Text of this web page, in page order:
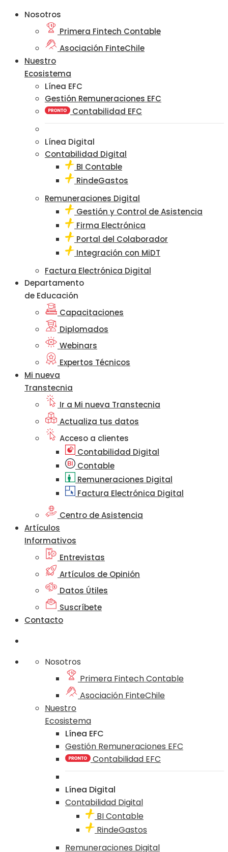
Nosotros
Primera Fintech Contable
Asociación FinteChile
Nuestro
Ecosistema
Línea EFC
Gestión Remuneraciones EFC
Contabilidad EFC
Línea Digital
Contabilidad Digital
BI Contable
RindeGastos
Remuneraciones Digital
Gestión y Control de Asistencia
Firma Electrónica
Portal del Colaborador
Integración con MiDT
Factura Electrónica Digital
Departamento
de Educación
Capacitaciones
Diplomados
Webinars
Expertos Técnicos
Mi nueva
Transtecnia
Ir a Mi nueva Transtecnia
Actualiza tus datos
Acceso a clientes
Contabilidad Digital
Contable
Remuneraciones Digital
Factura Electrónica Digital
Centro de Asistencia
Artículos
Informativos
Entrevistas
Artículos de Opinión
Datos Útiles
Suscríbete
Contacto
Nosotros
Primera Fintech Contable
Asociación FinteChile
Nuestro
Ecosistema
Línea EFC
Gestión Remuneraciones EFC
Contabilidad EFC
Línea Digital
Contabilidad Digital
BI Contable
RindeGastos
Remuneraciones Digital